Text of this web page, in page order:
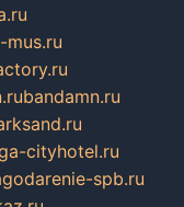
mus.ru
bandamn.ru
cityhotel.ru
spb.ru